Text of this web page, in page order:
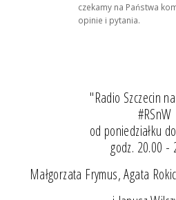
czekamy na Państwa
opinie i pytania.
"Radio Szczecin
#RSnW
od poniedziałku
godz. 20.00 -
Małgorzata Frymus, Agata